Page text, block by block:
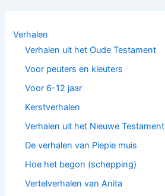
Verhalen
Verhalen uit het Oude Testament
Voor peuters en kleuters
Voor 6-12 jaar
Kerstverhalen
Verhalen uit het Nieuwe Testament
De verhalen van Piepie muis
Hoe het begon (schepping)
Vertelverhalen van Anita